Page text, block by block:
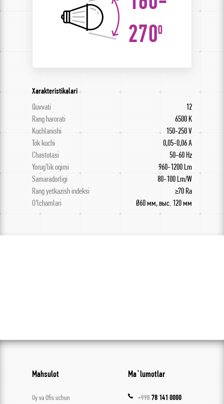
270
0
Xarakteristikalari
Quvvati
12
Rang harorati
6500 K
Kuchlanishi
150-250 V
Tok kuchi
0,05-0,06 А
Chastotasi
50-60 Hz
Yorug’lik oqimi
960-1200 Lm
Samaradorligi
80-100 Lm/W
Rang yetkazish indeksi
≥70 Ra
O’lchamlari
Ø60 мм, выс. 120 мм
Mahsulot
Uy va Ofis uchun
Ma`lumotlar
+99878 141 0000